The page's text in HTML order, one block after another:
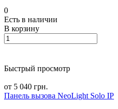
0
Есть в наличии
В корзину
Быстрый просмотр
от 5 040 грн.
Панель вызова NeoLight Solo IP